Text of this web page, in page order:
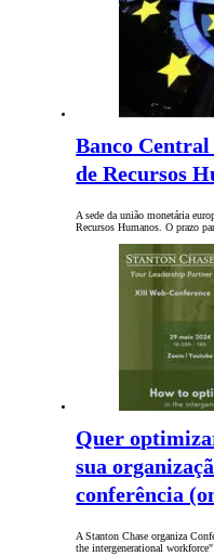
Banco
de Recursos
A sede da união monetária
Recursos Humanos. O prazo
Quer
sua
conferência
A Stanton Chase organiza
the intergenerational